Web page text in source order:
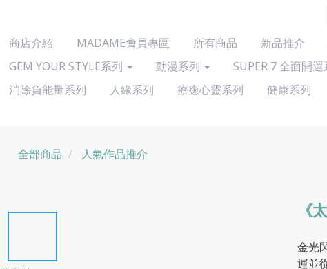
商店介紹 MADAME會員專區 所有商品 新品推介
GEM YOUR STYLE系列
動漫系列 SUPER 7 全面開運
消除負能量系列
人緣系列 療癒心靈系列 健康系列
全部商品 人氣作品推介
《
金光
運並